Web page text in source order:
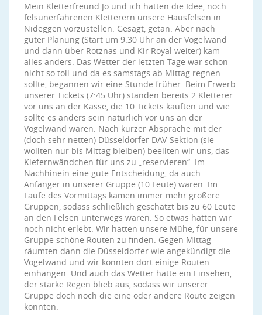
Mein Kletterfreund Jo und ich hatten die Idee, noch
felsunerfahrenen Kletterern unsere Hausfelsen in
Nideggen vorzustellen. Gesagt, getan. Aber nach
guter Planung (Start um 9:30 Uhr an der Vogelwand
und dann über Rotznas und Kir Royal weiter) kam
alles anders: Das Wetter der letzten Tage war schon
nicht so toll und da es samstags ab Mittag regnen
sollte, begannen wir eine Stunde früher. Beim Erwerb
unserer Tickets (7:45 Uhr) standen bereits 2 Kletterer
vor uns an der Kasse, die 10 Tickets kauften und wie
sollte es anders sein natürlich vor uns an der
Vogelwand waren. Nach kurzer Absprache mit der
(doch sehr netten) Düsseldorfer DAV-Sektion (sie
wollten nur bis Mittag bleiben) beeilten wir uns, das
Kiefernwändchen für uns zu „reservieren“. Im
Nachhinein eine gute Entscheidung, da auch
Anfänger in unserer Gruppe (10 Leute) waren. Im
Laufe des Vormittags kamen immer mehr größere
Gruppen, sodass schließlich geschätzt bis zu 60 Leute
an den Felsen unterwegs waren. So etwas hatten wir
noch nicht erlebt: Wir hatten unsere Mühe, für unsere
Gruppe schöne Routen zu finden. Gegen Mittag
räumten dann die Düsseldorfer wie angekündigt die
Vogelwand und wir konnten dort einige Routen
einhängen. Und auch das Wetter hatte ein Einsehen,
der starke Regen blieb aus, sodass wir unserer
Gruppe doch noch die eine oder andere Route zeigen
konnten.